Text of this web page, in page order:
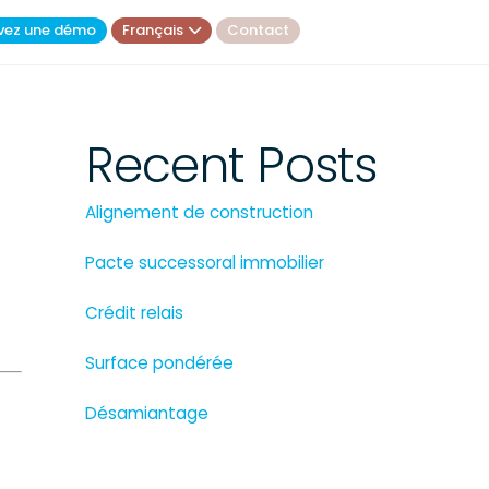
une démo Français Contact
Recent Posts
Alignement de construction
Pacte successoral immobilier
Crédit relais
Surface pondérée
Désamiantage